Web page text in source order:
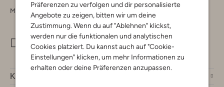
Präferenzen zu verfolgen und dir personalisierte
Angebote zu zeigen, bitten wir um deine
Zustimmung. Wenn du auf "Ablehnen" klickst,
werden nur die funktionalen und analytischen
Cookies platziert. Du kannst auch auf "Cookie-
Einstellungen" klicken, um mehr Informationen zu
erhalten oder deine Präferenzen anzupassen.
Montag - Freitag 09:00 - 17:00 uur
Kundenservice